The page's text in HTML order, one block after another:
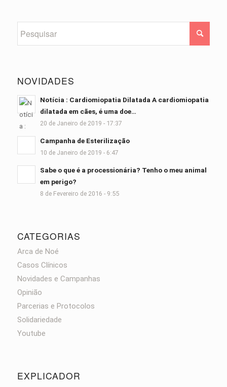
NOVIDADES
Notícia : Cardiomiopatia Dilatada A cardiomiopatia
dilatada em cães, é uma doe…
20 de Janeiro de 2019 - 17:37
Campanha de Esterilização
10 de Janeiro de 2019 - 6:47
Sabe o que é a processionária? Tenho o meu animal
em perigo?
8 de Fevereiro de 2016 - 9:55
CATEGORIAS
Arca de Noé
Casos Clínicos
Novidades e Campanhas
Opinião
Parcerias e Protocolos
Solidariedade
Youtube
EXPLICADOR